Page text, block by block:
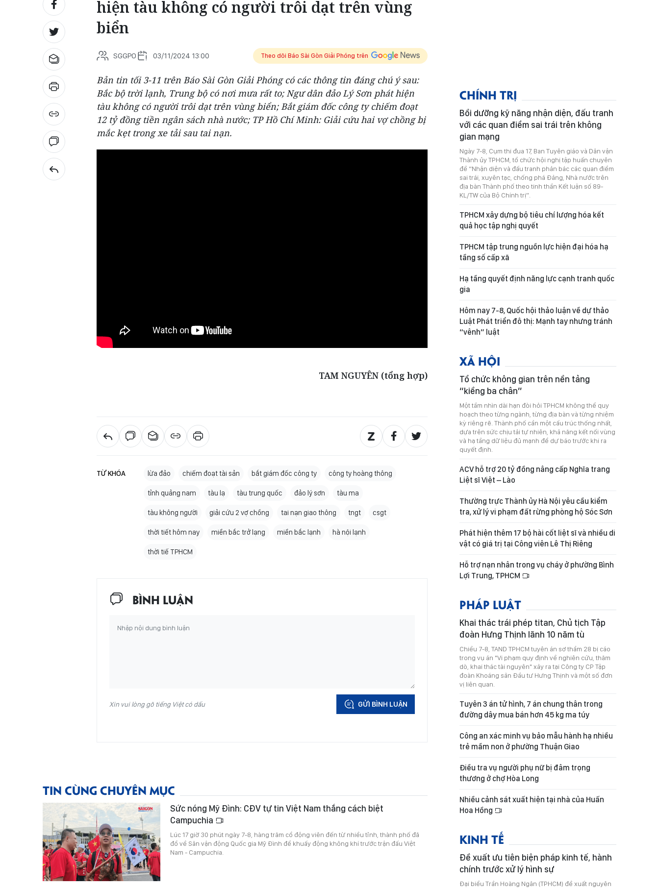
hiện tàu không có người trôi dạt trên vùng
biển
SGGPO 03/11/2024 13:00 Theo dõi Báo Sài Gòn Giải Phóng trên
Bản tin tối 3-11 trên Báo Sài Gòn Giải Phóng có các thông tin đáng chú ý sau:
Bắc bộ trời lạnh, Trung bộ có nơi mưa rất to; Ngư dân đảo Lý Sơn phát hiện
tàu không có người trôi dạt trên vùng biển; Bắt giám đốc công ty chiếm đoạt
12 tỷ đồng tiền ngân sách nhà nước; TP Hồ Chí Minh: Giải cứu hai vợ chồng bị
mắc kẹt trong xe tải sau tai nạn.
TAM NGUYÊN (tổng hợp)
TỪ KHÓA lừa đảo chiếm đoạt tài sản bắt giám đốc công ty công ty hoàng thông
tỉnh quảng nam tàu lạ tàu trung quốc đảo lý sơn tàu ma
tàu không người giải cứu 2 vợ chồng tai nạn giao thông tngt csgt
thời tiết hôm nay miền bắc trở lạng miền bắc lạnh hà nội lạnh
thời tiế TPHCM
BÌNH LUẬN
Xin vui lòng gõ tiếng Việt có dấu GỬI BÌNH LUẬN
TIN CÙNG CHUYÊN MỤC
Sức nóng Mỹ Đình: CĐV tự tin Việt Nam thắng cách biệt
Campuchia
Lúc 17 giờ 30 phút ngày 7-8, hàng trăm cổ động viên đến từ nhiều tỉnh, thành phố đã
đổ về Sân vận động Quốc gia Mỹ Đình để khuấy động không khí trước trận đấu Việt
Nam - Campuchia.
CHÍNH TRỊ
Bồi dưỡng kỹ năng nhận diện, đấu tranh
với các quan điểm sai trái trên không
gian mạng
Ngày 7-8, Cụm thi đua 17, Ban Tuyên giáo và Dân vận
Thành ủy TPHCM, tổ chức hội nghị tập huấn chuyên
đề “Nhận diện và đấu tranh phản bác các quan điểm
sai trái, xuyên tạc, chống phá Đảng, Nhà nước trên
địa bàn Thành phố theo tinh thần Kết luận số 89-
KL/TW của Bộ Chính trị”.
TPHCM xây dựng bộ tiêu chí lượng hóa kết
quả học tập nghị quyết
TPHCM tập trung nguồn lực hiện đại hóa hạ
tầng số cấp xã
Hạ tầng quyết định năng lực cạnh tranh quốc
gia
Hôm nay 7-8, Quốc hội thảo luận về dự thảo
Luật Phát triển đô thị: Mạnh tay nhưng tránh
“vênh” luật
XÃ HỘI
Tổ chức không gian trên nền tảng
“kiềng ba chân”
Một tầm nhìn dài hạn đòi hỏi TPHCM không thể quy
hoạch theo từng ngành, từng địa bàn và từng nhiệm
kỳ riêng rẽ. Thành phố cần một cấu trúc thống nhất,
dựa trên sức chịu tải tự nhiên, khả năng kết nối vùng
và hạ tầng dữ liệu đủ mạnh để dự báo trước khi ra
quyết định.
ACV hỗ trợ 20 tỷ đồng nâng cấp Nghĩa trang
Liệt sĩ Việt – Lào
Thường trực Thành ủy Hà Nội yêu cầu kiểm
tra, xử lý vi phạm đất rừng phòng hộ Sóc Sơn
Phát hiện thêm 17 bộ hài cốt liệt sĩ và nhiều di
vật có giá trị tại Công viên Lê Thị Riêng
Hỗ trợ nạn nhân trong vụ cháy ở phường Bình
Lợi Trung, TPHCM
PHÁP LUẬT
Khai thác trái phép titan, Chủ tịch Tập
đoàn Hưng Thịnh lãnh 10 năm tù
Chiều 7-8, TAND TPHCM tuyên án sơ thẩm 28 bị cáo
trong vụ án "Vi phạm quy định về nghiên cứu, thăm
dò, khai thác tài nguyên" xảy ra tại Công ty CP Tập
đoàn Khoáng sản Đầu tư Hưng Thịnh và một số đơn
vị liên quan.
Tuyên 3 án tử hình, 7 án chung thân trong
đường dây mua bán hơn 45 kg ma túy
Công an xác minh vụ bảo mẫu hành hạ nhiều
trẻ mầm non ở phường Thuận Giao
Điều tra vụ người phụ nữ bị đâm trọng
thương ở chợ Hòa Long
Nhiều cảnh sát xuất hiện tại nhà của Huấn
Hoa Hồng
KINH TẾ
Đề xuất ưu tiên biện pháp kinh tế, hành
chính trước xử lý hình sự
Đại biểu Trần Hoàng Ngân (TPHCM) đề xuất nguyên